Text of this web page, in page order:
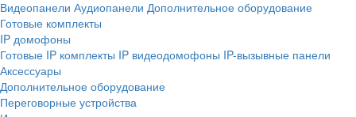
Видеопанели Аудиопанели Дополнительное оборудование
Готовые комплекты
IP домофоны
Готовые IP комплекты IP видеодомофоны IP-вызывные панели
Аксессуары
Дополнительное оборудование
Переговорные устройства